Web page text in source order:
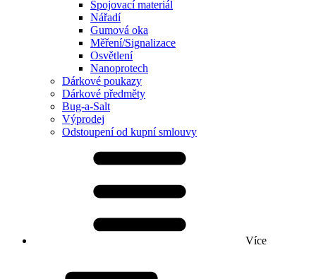
Spojovací materiál
Nářadí
Gumová oka
Měření/Signalizace
Osvětlení
Nanoprotech
Dárkové poukazy
Dárkové předměty
Bug-a-Salt
Výprodej
Odstoupení od kupní smlouvy
Více